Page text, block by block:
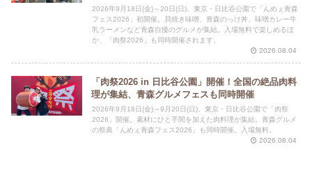
2026年9月18日(金)～20日(日)、東京・日比谷公園で「んめぇ青森
フェス2026」初開催。貝焼き味噌、青森のっけ丼、味噌カレー牛
乳ラーメンなど青森自慢のグルメが集結。入場無料で楽しめるほ
か、「肉祭2026」も同時開催されます。
2026.08.04
「肉祭2026 in 日比谷公園」開催！全国の絶品肉料
理が集結、青森グルメフェスも同時開催
2026年9月18日(金)～9月20日(日)、東京・日比谷公園で「肉祭
2026」開催。素材にひと手間を加えた肉料理が集結。青森グルメ
の祭典「んめぇ青森フェス2026」も同時開催。入場無料。
2026.08.04